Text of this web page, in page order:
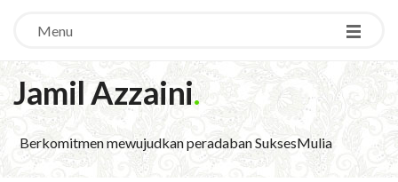
Menu
Jamil Azzaini.
Berkomitmen mewujudkan peradaban SuksesMulia